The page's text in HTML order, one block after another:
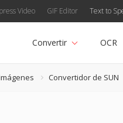
Video GIF Editor Text to
Convertir OCR
Convertidor de SUN